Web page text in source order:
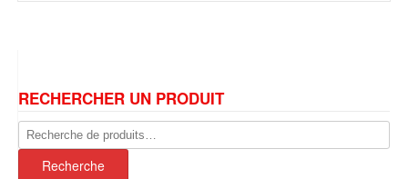
RECHERCHER UN PRODUIT
Recherche
pour :
Recherche